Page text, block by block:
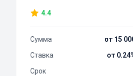
4.4
Сумма
от 15
Ставка
от
Срок